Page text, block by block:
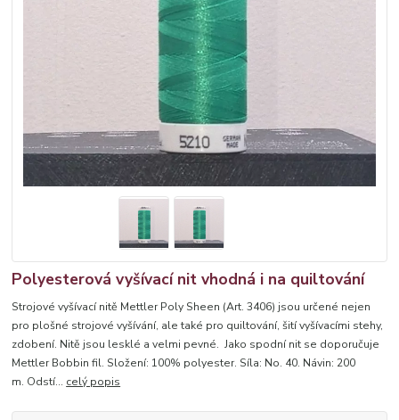
Polyesterová vyšívací nit vhodná i na quiltování
Strojové vyšívací nitě Mettler Poly Sheen (Art. 3406) jsou určené nejen
pro plošné strojové vyšívání, ale také pro quiltování, šití vyšívacími stehy,
zdobení. Nitě jsou lesklé a velmi pevné. Jako spodní nit se doporučuje
Mettler Bobbin fil. Složení: 100% polyester. Síla: No. 40. Návin: 200
m. Odstí... celý popis